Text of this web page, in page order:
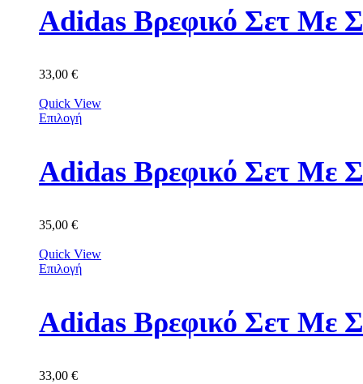
Adidas Βρεφικό Σετ Με
33,00 €
Quick View
Επιλογή
Adidas Βρεφικό Σετ Με
35,00 €
Quick View
Επιλογή
Adidas Βρεφικό Σετ Με
33,00 €